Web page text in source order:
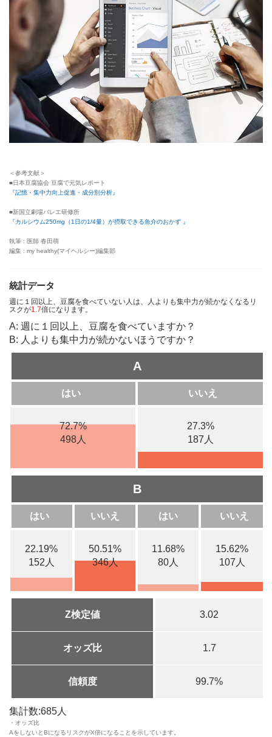
＜参考文献＞
■日本豆腐協会 豆腐で元気レポート
『記憶・集中力向上促進・成分別分析』
■新国立劇場バレエ研修所
『カルシウム250mg（1日の1/4量）が摂取できる魚介のおかず 』
執筆 : 医師 春田萌
編集 : my healthy(マイヘルシー)編集部
統計データ
週に１回以上、豆腐を食べていない人は、人よりも集中力が続かなくなるリ
スクが1.7倍になります。
A: 週に１回以上、豆腐を食べていますか？
B: 人よりも集中力が続かないほうですか？
A
はい いいえ
72.7%
498人
27.3%
187人
B
はい いいえ はい いいえ
22.19%
152人
50.51%
346人
11.68%
80人
15.62%
107人
Z検定値 3.02
オッズ比 1.7
信頼度 99.7%
集計数:685人
・オッズ比
AをしないとBになるリスクがX倍になることを示しています。